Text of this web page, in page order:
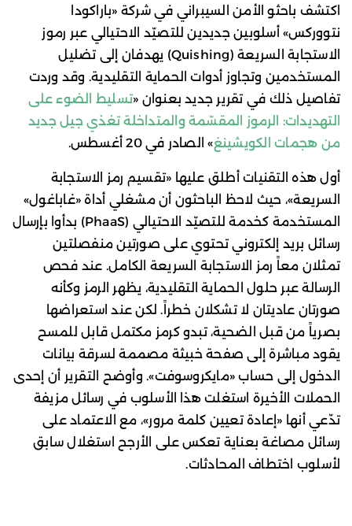
اكتشف باحثو الأمن السيبراني في شركة «باراكودا
نتووركس» أسلوبين جديدين للتصيّد الاحتيالي عبر رموز
الاستجابة السريعة (Quishing) يهدفان إلى تضليل
المستخدمين وتجاوز أدوات الحماية التقليدية. وقد وردت
تفاصيل ذلك في تقرير جديد بعنوان «تسليط الضوء على
التهديدات: الرموز المقسّمة والمتداخلة تغذي جيل جديد
من هجمات الكويشينغ» الصادر في 20 أغسطس.
أول هذه التقنيات أطلق عليها «تقسيم رمز الاستجابة
السريعة»، حيث لاحظ الباحثون أن مشغلي أداة «غاباغول»
المستخدمة كخدمة للتصيّد الاحتيالي (PhaaS) بدأوا بإرسال
رسائل بريد إلكتروني تحتوي على صورتين منفصلتين
تمثلان معاً رمز الاستجابة السريعة الكامل. عند فحص
الرسالة عبر حلول الحماية التقليدية، يظهر الرمز وكأنه
صورتان عاديتان لا تشكلان خطراً. لكن عند استعراضها
بصرياً من قبل الضحية، تبدو كرمز مكتمل قابل للمسح
يقود مباشرة إلى صفحة خبيثة مصممة لسرقة بيانات
الدخول إلى حساب «مايكروسوفت». وأوضح التقرير أن إحدى
الحملات الأخيرة استغلت هذا الأسلوب في رسائل مزيفة
تدّعي أنها «إعادة تعيين كلمة مرور»، مع الاعتماد على
رسائل مصاغة بعناية تعكس على الأرجح استغلال سابق
لأسلوب اختطاف المحادثات.